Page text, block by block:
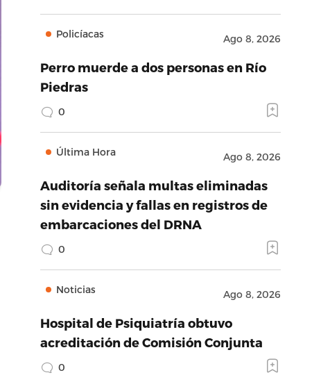
Policíacas Ago 8, 2026
Perro muerde a dos personas en Río
Piedras
0
Última Hora Ago 8, 2026
Auditoría señala multas eliminadas
sin evidencia y fallas en registros de
embarcaciones del DRNA
0
Noticias Ago 8, 2026
Hospital de Psiquiatría obtuvo
acreditación de Comisión Conjunta
0